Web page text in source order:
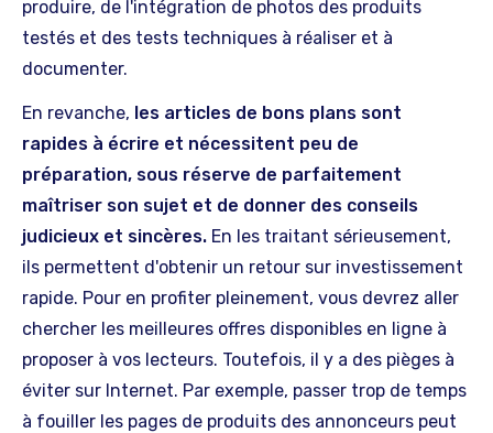
produire, de l'intégration de photos des produits
testés et des tests techniques à réaliser et à
documenter.
En revanche, les articles de bons plans sont
rapides à écrire et nécessitent peu de
préparation, sous réserve de parfaitement
maîtriser son sujet et de donner des conseils
judicieux et sincères. En les traitant sérieusement,
ils permettent d'obtenir un retour sur investissement
rapide. Pour en profiter pleinement, vous devrez aller
chercher les meilleures offres disponibles en ligne à
proposer à vos lecteurs. Toutefois, il y a des pièges à
éviter sur Internet. Par exemple, passer trop de temps
à fouiller les pages de produits des annonceurs peut